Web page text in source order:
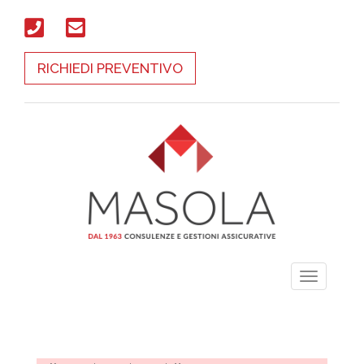
RICHIEDI PREVENTIVO
Toggle